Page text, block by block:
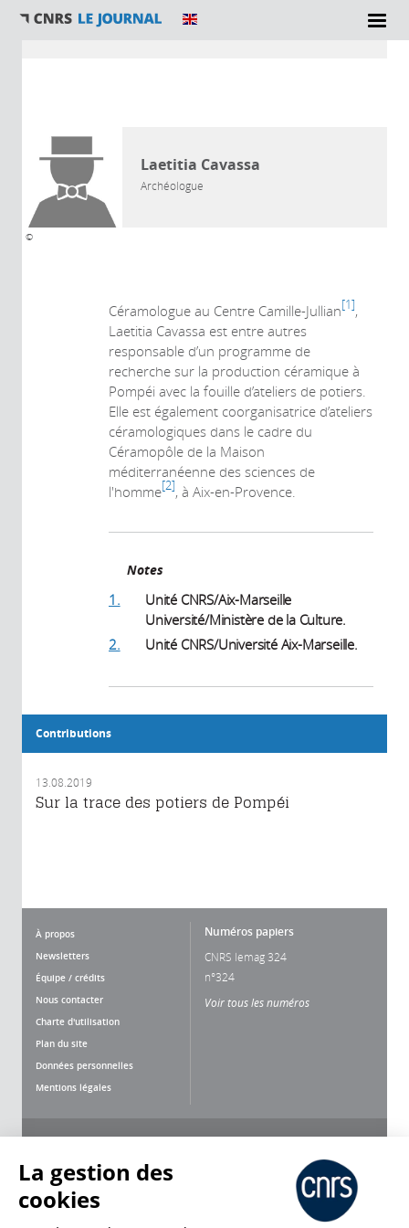
AUTEUR
©
Laetitia Cavassa
Archéologue
Céramologue au Centre Camille-Jullian 1 ,
Laetitia Cavassa est entre autres
responsable d’un programme de
recherche sur la production céramique à
Pompéi avec la fouille d’ateliers de potiers.
Elle est également coorganisatrice d’ateliers
céramologiques dans le cadre du
Céramopôle de la Maison
méditerranéenne des sciences de
l'homme 2 , à Aix-en-Provence.
Notes
1.
Unité CNRS/Aix-Marseille
Université/Ministère de la Culture.
2.
Unité CNRS/Université Aix-Marseille.
Contributions
13.08.2019
Sur la trace des potiers de Pompéi
À propos
Newsletters
Équipe / crédits
Nous contacter
Charte d'utilisation
Plan du site
Données personnelles
Mentions légales
Numéros papiers
CNRS lemag 324
n°324
Voir tous les numéros
La gestion des
cookies